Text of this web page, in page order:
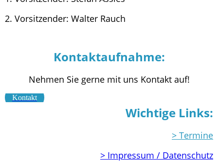
2. Vorsitzender: Walter Rauch
Kontaktaufnahme:
Nehmen Sie gerne mit uns Kontakt auf!
Kontakt
Wichtige Links:
> Termine
> Impressum / Datenschutz